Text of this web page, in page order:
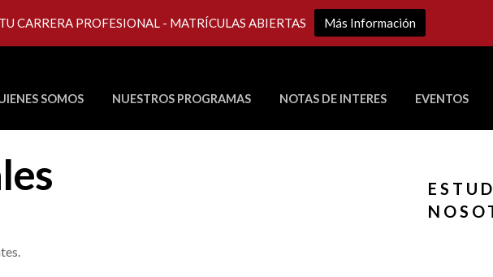
SOMOS NUESTROS PROGRAMAS NOTAS DE INTERES EVENTOS
CARRERA PROFESIONAL - MATRÍCULAS ABIERTAS Más Información